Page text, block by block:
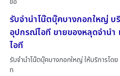
รับจำนำโน๊ตบุ๊คบางกอกใหญ่ บ
อุปกรณ์ไอที ขายของหลุดจำน
ไอที
รับจำนำโน๊ตบุ๊คบางกอกใหญ่ ให้บริการโด
ท